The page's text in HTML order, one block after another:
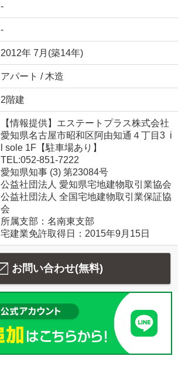
-
-
2012年 7月(築14年)
アパート / 木造
2階建
【情報提供】エステートプラス株式会社
愛知県名古屋市昭和区阿由知通４丁目3 i
l sole 1F【駐車場あり】
TEL:052-851-7222
愛知県知事 (3) 第23084号
公益社団法人 愛知県宅地建物取引業協会
公益社団法人 全国宅地建物取引業保証協
会
所属支部：名南東支部
宅建業免許取得日：2015年9月15日
お問い合わせ(無料)